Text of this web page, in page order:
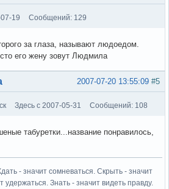
19 Сообщений: 129
за глаза, называют людоедом.
его жену зовут Людмила
#5
2007-07-20 13:55:09
Здесь с 2007-05-31 Сообщений: 108
табуретки...название понравилось,
- значит сомневаться. Скрыть - значит
удержаться. Знать - значит видеть правду.